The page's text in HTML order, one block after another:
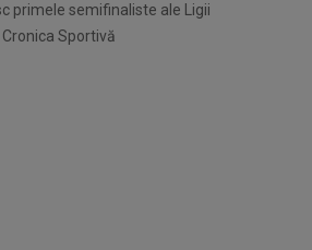
primele semifinaliste ale Ligii
Sportivă